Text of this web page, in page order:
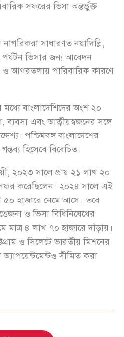
সফরের ভিসা অন্তর্ভুক্ত
সাধারণত নয়াদিল্লি,
পর্যটন ভিসার জন্য আবেদন
আগরতলায় পারিবারিক কারণে
মধ্যে বাংলাদেশিদের অংশ ২০
ব্যবসা এবং আত্মীয়স্বজনের সঙ্গে
পশ্চিমবঙ্গ বাংলাদেশের
হিসেবে বিবেচিত।
২০২৩ সালে প্রায় ২১ লাখ ২০
সফর করেছিলেন। ২০২৪ সালে এই
৫০ হাজারে নেমে আসে। তবে
ও ভিসা বিধিনিষেধের
মাত্র ৪ লাখ ৭০ হাজারে দাঁড়ায়।
ও সিলেটে ভারতীয় মিশনের
সীমিত করা